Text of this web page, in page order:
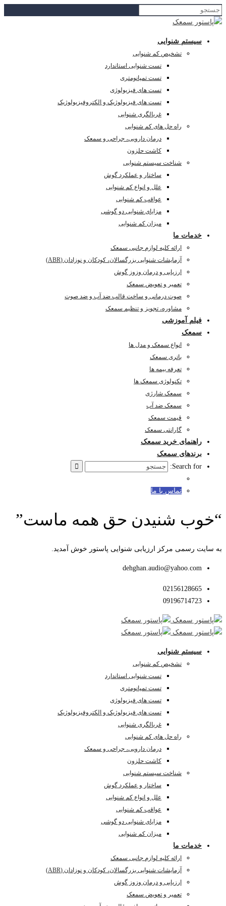
سیستم شنوایی
تشخیص کم شنوایی
تست شنوایی استاندارد
تست تمپانومتری
تست های فیزیولوژی
تست های فیزیولوژیک و الکتروفیزیولوژیک
غربالگری شنوایی
راه حل های کم شنوایی
درمان دارویی، جراحی و سمعک
کاشت حلزون
شناخت سیستم شنوایی
ساختار و عملکرد گوش
علل و انواع کم شنوایی
عواقب کم شنوایی
مزایای شنوایی دو گوشی
میزان کم شنوایی
خدمات ما
ارائه کلیه لوازم جانبی سمعک
آزمایشات شنوایی بزرگسالان، کودکان و نوزادان (ABR)
ارزیابی و درمان وزوز گوش
تعمیر و تعویض سمعک
صوت درمانی و ساخت قالب ضد آب و ضد صوت
مشاوره، تجویز و تنظیم سمعک
فیلم آموزشی
سمعک
انواع سمعک و مدل ها
باتری سمعک
تعرفه بیمه ها
تکنولوژی سمعک ها
سمعک شارژی
سمعک ضد آب
قیمت سمعک
گارانتی سمعک
راهنمای خرید سمعک
برندهای سمعک
Search for:
تماس با ما
“خوب شنیدن حق همه ماست”
به سایت رسمی مرکز ارزیابی شنوایی پاستور خوش آمدید.
dehghan.audio@yahoo.com
02156128665
09196714723
سیستم شنوایی
تشخیص کم شنوایی
تست شنوایی استاندارد
تست تمپانومتری
تست های فیزیولوژی
تست های فیزیولوژیک و الکتروفیزیولوژیک
غربالگری شنوایی
راه حل های کم شنوایی
درمان دارویی، جراحی و سمعک
کاشت حلزون
شناخت سیستم شنوایی
ساختار و عملکرد گوش
علل و انواع کم شنوایی
عواقب کم شنوایی
مزایای شنوایی دو گوشی
میزان کم شنوایی
خدمات ما
ارائه کلیه لوازم جانبی سمعک
آزمایشات شنوایی بزرگسالان، کودکان و نوزادان (ABR)
ارزیابی و درمان وزوز گوش
تعمیر و تعویض سمعک